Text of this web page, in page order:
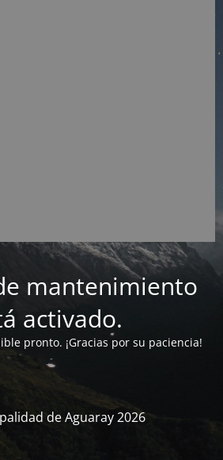
mantenimiento
activado.
pronto. ¡Gracias por su paciencia!
de Aguaray 2026